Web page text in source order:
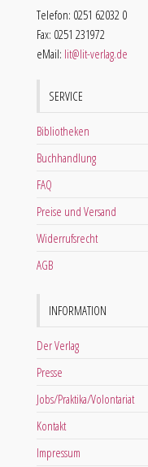
Telefon: 0251 62032 0
Fax: 0251 231972
eMail: lit@lit-verlag.de
SERVICE
Bibliotheken
Buchhandlung
FAQ
Preise und Versand
Widerrufsrecht
AGB
INFORMATION
Der Verlag
Presse
Jobs/Praktika/Volontariat
Kontakt
Impressum